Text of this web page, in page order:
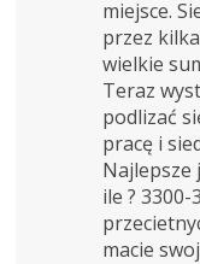
miejsce.
przez
wielkie
Teraz
podlizać
pracę i
Najlepsze
ile ? 3300-
macie